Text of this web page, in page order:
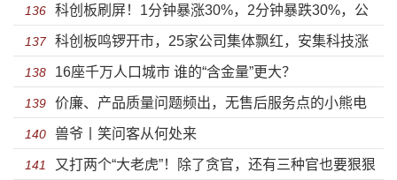
136 科创板刷屏！1分钟暴涨30%，2分钟暴跌30%，公
募基金大赚100亿！
137 科创板鸣锣开市，25家公司集体飘红，安集科技涨
幅高达287.85%
138 16座千万人口城市 谁的“含金量”更大？
139 价廉、产品质量问题频出，无售后服务点的小熊电
器何时能品牌化？
140 兽爷丨笑问客从何处来
141 又打两个“大老虎”！除了贪官，还有三种官也要狠狠